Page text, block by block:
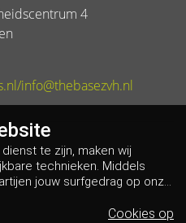
4
info@thebasezvh.nl
te zijn, maken wij
technieken. Middels
jouw surfgedrag op onze
om informatie te delen via
Cookies op